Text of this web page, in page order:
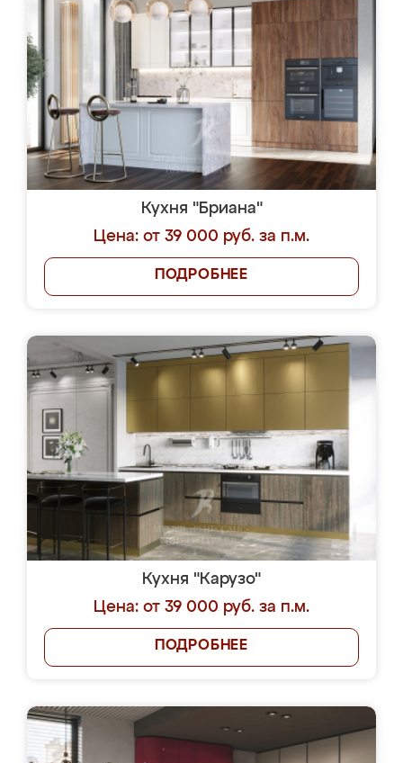
Кухня "Бриана"
Цена: от 39 000 руб. за п.м.
ПОДРОБНЕЕ
Кухня "Карузо"
Цена: от 39 000 руб. за п.м.
ПОДРОБНЕЕ